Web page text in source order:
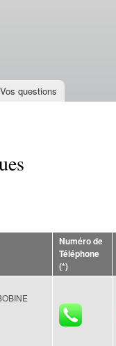
Vos questions
Numéro de
Téléphone
(*)